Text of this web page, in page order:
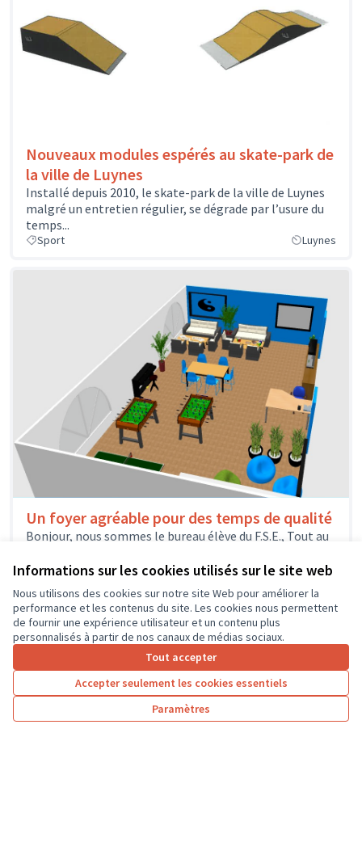
Informations sur les cookies utilisés sur le site web
Nous utilisons des cookies sur notre site Web pour améliorer la
performance et les contenus du site. Les cookies nous permettent
de fournir une expérience utilisateur et un contenu plus
personnalisés à partir de nos canaux de médias sociaux.
Tout accepter
Accepter seulement les cookies essentiels
Paramètres
Nouveaux modules espérés au skate-park de
la ville de Luynes
Installé depuis 2010, le skate-park de la ville de Luynes
malgré un entretien régulier, se dégrade par l’usure du
temps...
Sport Luynes
Un foyer agréable pour des temps de qualité
Bonjour, nous sommes le bureau élève du F.S.E., Tout au
nous...
Résultats par page : 50
2 3 4 …